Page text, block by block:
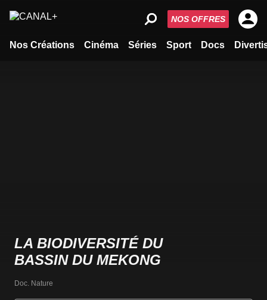
Nos Créations Cinéma Séries Sport Docs
NOS OFFRES
LA BIODIVERSITÉ DU
BASSIN DU MEKONG
Doc. Nature